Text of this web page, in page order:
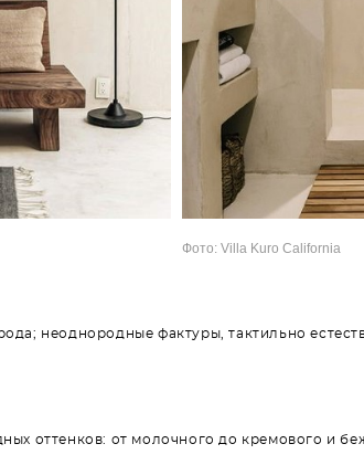
Фото: Villa Kuro California
неоднородные фактуры, тактильно
оттенков: от молочного до кремового и